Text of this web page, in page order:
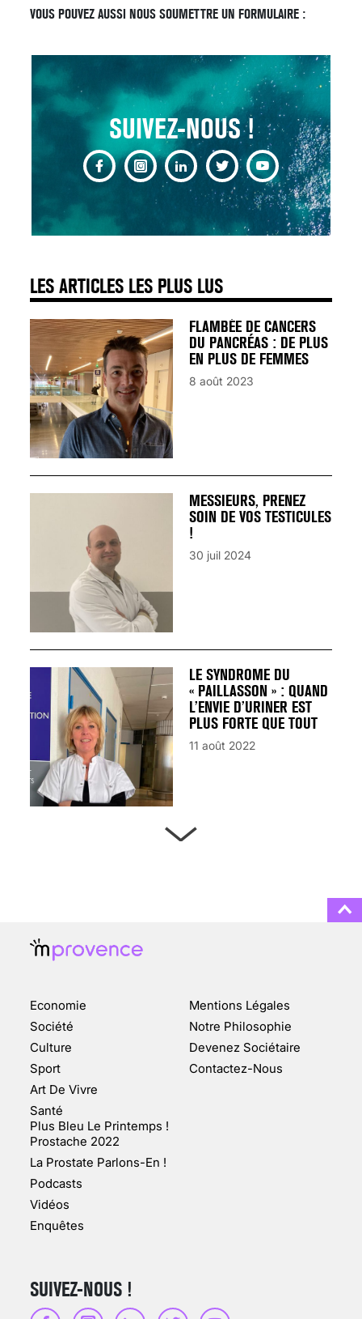
VOUS POUVEZ AUSSI NOUS SOUMETTRE UN FORMULAIRE :
SUIVEZ-NOUS !
LES ARTICLES LES PLUS LUS
POUR TOUTES LES
INSUFFISANCE
CARDIAQUE : LES
SIGNAUX D’ALERTE
AVANT… LA MORT
25 août 2024
FLAMBÉE DE CANCERS
DU PANCRÉAS : DE PLUS
EN PLUS DE FEMMES
8 août 2023
MESSIEURS, PRENEZ
SOIN DE VOS TESTICULES
!
30 juil 2024
LE SYNDROME DU
« PAILLASSON » : QUAND
L’ENVIE D’URINER EST
PLUS FORTE QUE TOUT
11 août 2022
CHANGEMENT DE SEXE :
DES DEMANDES
TOUJOURS PLUS
NOMBREUSES
Economie
Société
Culture
Sport
Art De Vivre
Santé
Plus Bleu Le Printemps !
Prostache 2022
La Prostate Parlons-En !
Podcasts
Vidéos
Enquêtes
Mentions Légales
Notre Philosophie
Devenez Sociétaire
Contactez-Nous
SUIVEZ-NOUS !